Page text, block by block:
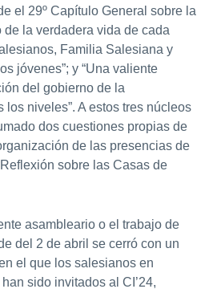
el 29º Capítulo General sobre la
de la verdadera vida de cada
Familia Salesiana y
jóvenes”; y “Una valiente
del gobierno de la
niveles”. A estos tres núcleos
dos cuestiones propias de
de las presencias de
sobre las Casas de
asambleario o el trabajo de
del 2 de abril se cerró con un
el que los salesianos en
sido invitados al CI’24,